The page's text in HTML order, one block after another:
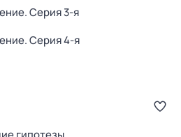
. Серия 3-я
. Серия 4-я